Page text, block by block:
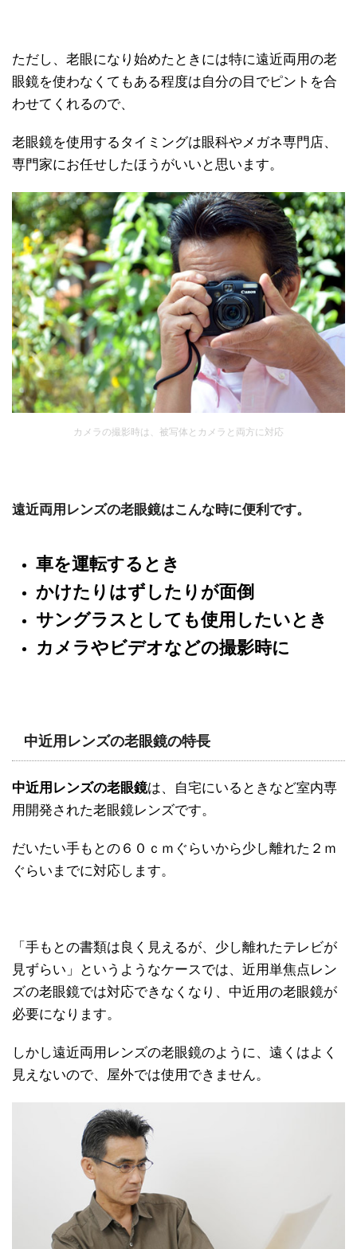
ただし、老眼になり始めたときには特に遠近両用の老
眼鏡を使わなくてもある程度は自分の目でピントを合
わせてくれるので、
老眼鏡を使用するタイミングは眼科やメガネ専門店、
専門家にお任せしたほうがいいと思います。
カメラの撮影時は、被写体とカメラと両方に対応
遠近両用レンズの老眼鏡はこんな時に便利です。
車を運転するとき
かけたりはずしたりが面倒
サングラスとしても使用したいとき
カメラやビデオなどの撮影時に
中近用レンズの老眼鏡の特長
中近用レンズの老眼鏡は、自宅にいるときなど室内専
用開発された老眼鏡レンズです。
だいたい手もとの６０ｃｍぐらいから少し離れた２ｍ
ぐらいまでに対応します。
「手もとの書類は良く見えるが、少し離れたテレビが
見ずらい」というようなケースでは、近用単焦点レン
ズの老眼鏡では対応できなくなり、中近用の老眼鏡が
必要になります。
しかし遠近両用レンズの老眼鏡のように、遠くはよく
見えないので、屋外では使用できません。